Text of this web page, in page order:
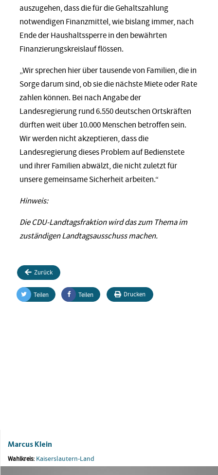
auszugehen, dass die für die Gehaltszahlung
notwendigen Finanzmittel, wie bislang immer, nach
Ende der Haushaltssperre in den bewährten
Finanzierungskreislauf flössen.
„Wir sprechen hier über tausende von Familien, die in
Sorge darum sind, ob sie die nächste Miete oder Rate
zahlen können. Bei nach Angabe der
Landesregierung rund 6.550 deutschen Ortskräften
dürften weit über 10.000 Menschen betroffen sein.
Wir werden nicht akzeptieren, dass die
Landesregierung dieses Problem auf Bedienstete
und ihrer Familien abwälzt, die nicht zuletzt für
unsere gemeinsame Sicherheit arbeiten.“
Hinweis:
Die CDU-Landtagsfraktion wird das zum Thema im
zuständigen Landtagsausschuss machen.
Zurück
Teilen Teilen Drucken
Marcus Klein
Wahlkreis: Kaiserslautern-Land